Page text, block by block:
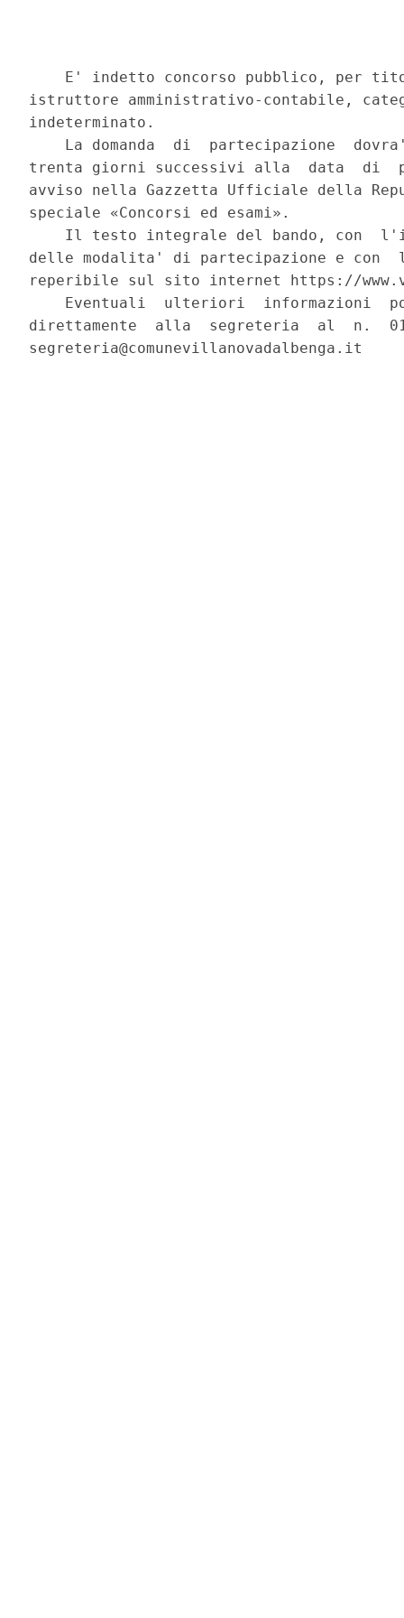
E' indetto concorso pubblico, per
istruttore amministrativo-contabile,
indeterminato.
La domanda  di  partecipazione
trenta giorni successivi alla  data  di
avviso nella Gazzetta Ufficiale della
speciale «Concorsi ed esami».
Il testo integrale del bando, con
delle modalita' di partecipazione e con
reperibile sul sito internet https://
Eventuali  ulteriori  informazioni
direttamente  alla  segreteria  al  n.
segreteria@comunevillanovadalbenga.it